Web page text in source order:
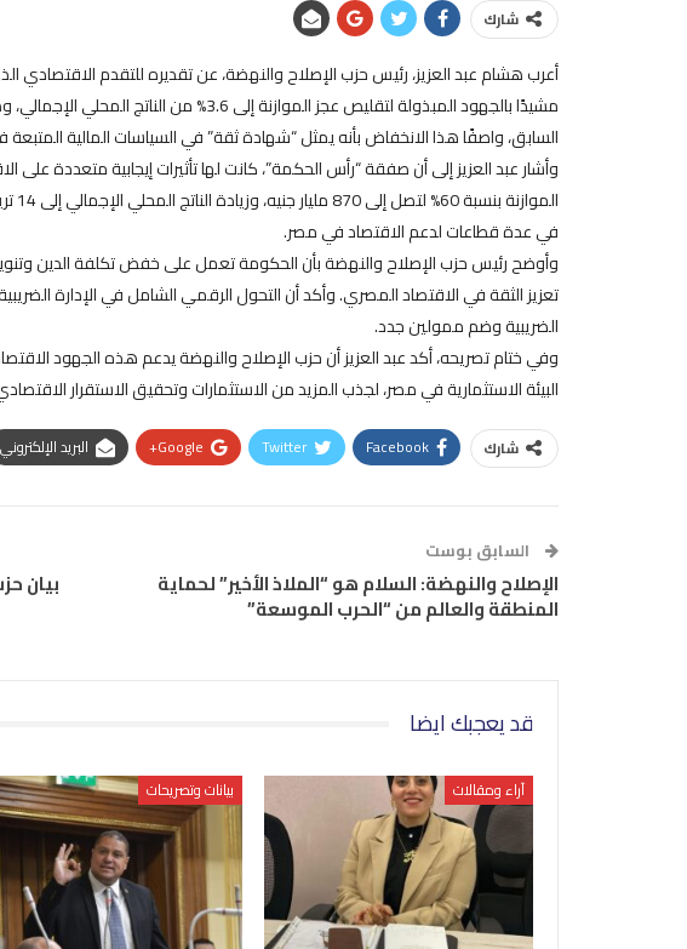
شارك
السابق، واصفًا هذا الانخفاض بأنه يمثل “شهادة ثقة” في السياسات المالية
وأشار عبد العزيز إلى أن صفقة “رأس الحكمة”، كانت لها تأثيرات إيجابية متعددة على
في عدة قطاعات لدعم الاقتصاد في مصر.
وأوضح رئيس حزب الإصلاح والنهضة بأن الحكومة تعمل على خفض تكلفة الدين
تعزيز الثقة في الاقتصاد المصري. وأكد أن التحول الرقمي الشامل في الإدارة
الضريبية وضم ممولين جدد.
وفي ختام تصريحه، أكد عبد العزيز أن حزب الإصلاح والنهضة يدعم هذه الجهود
البيئة الاستثمارية في مصر، لجذب المزيد من الاستثمارات وتحقيق الاستقرار
شارك Facebook
Twitter
Google+ البريد الإلكتروني
السابق بوست
الإصلاح والنهضة: السلام هو “الملاذ الأخير” لحماية
المنطقة والعالم من “الحرب الموسعة”
بيان
قد يعجبك ايضا
آراء ومقالات بيانات وتصريحات